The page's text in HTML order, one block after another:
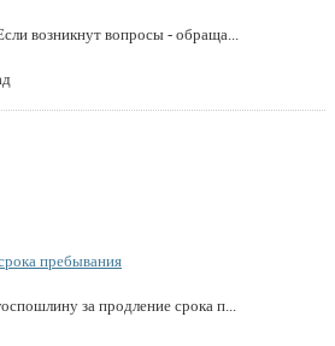
возникнут вопросы - обраща...
пребывания
за продление срока п...